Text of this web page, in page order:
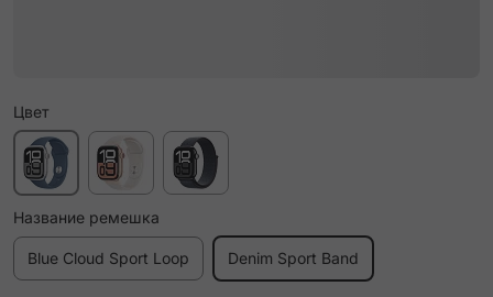
Цвет
Название ремешка
Blue Cloud Sport Loop Denim Sport Band